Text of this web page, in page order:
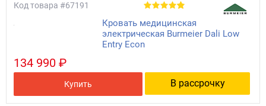
Код товара #67191
Кровать медицинская
электрическая Burmeier Dali Low
Entry Econ
134 990 ₽
Купить В рассрочку